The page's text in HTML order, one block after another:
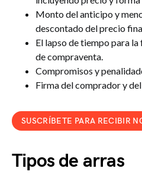
Monto del anticipo y
descontado del precio
El lapso de tiempo para
de compraventa.
Compromisos y
Firma del comprador y
SUSCRÍBETE PARA RECIBIR
Tipos de arras